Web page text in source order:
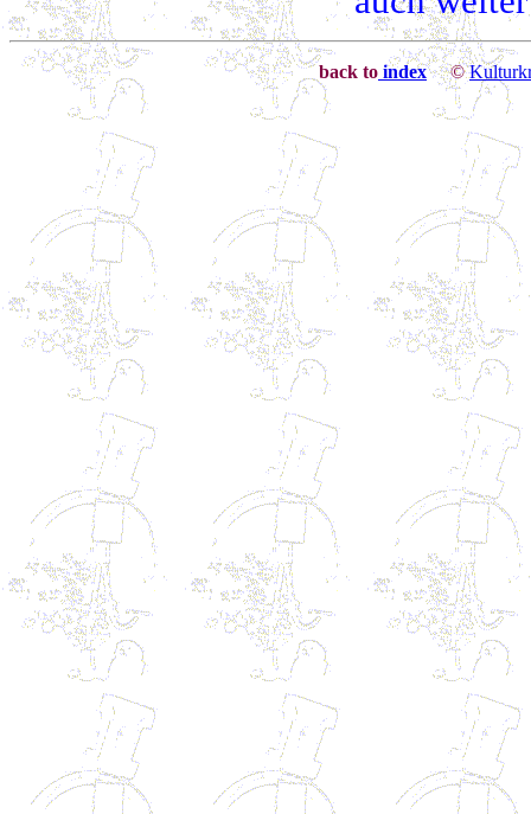
back to index ©